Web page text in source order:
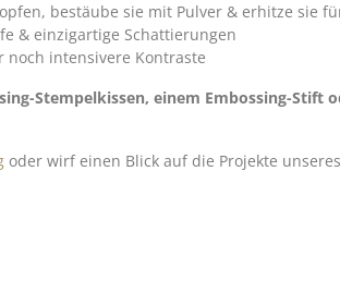
bestäube sie mit Pulver & erhitze sie
& einzigartige Schattierungen
noch intensivere Kontraste
Stempelkissen, einem Embossing-Stift
oder wirf einen Blick auf die Projekte unseres